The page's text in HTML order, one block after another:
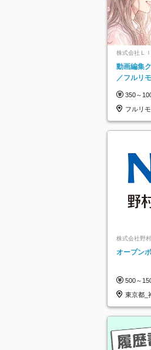
株式会社Ｌ
動画編集
／フルリ
実で安心
350～
フルリ
株式会社野
オープン
500～
東京都_